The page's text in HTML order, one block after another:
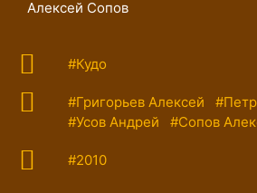
Алексей Сопов
#Кудо
#Григорьев Алексей
#Усов Андрей
#Сопов
#2010